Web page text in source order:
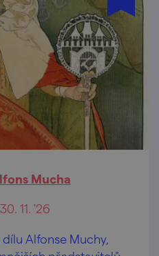
Mucha
11. '26
Alfonse Muchy,